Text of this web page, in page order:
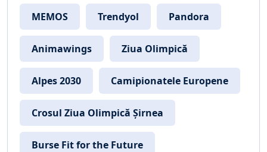
MEMOS Trendyol Pandora
Animawings Ziua Olimpică
Alpes 2030 Camipionatele Europene
Crosul Ziua Olimpică Șirnea
Burse Fit for the Future